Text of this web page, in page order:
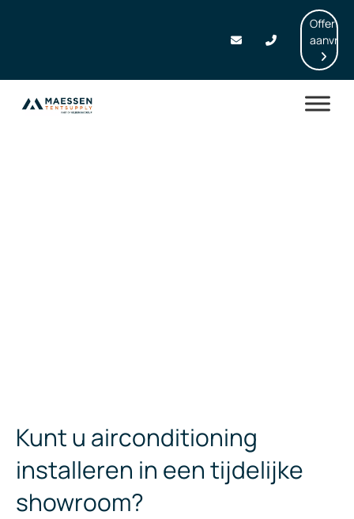
Offerte
Kunt u airconditioning
installeren in een tijdelijke
showroom?